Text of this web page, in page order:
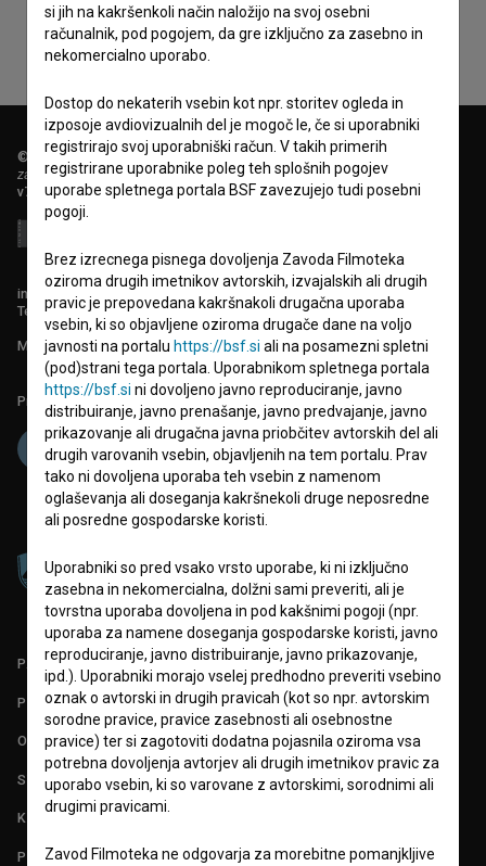
© 2018-2026, Filmoteka,
zavod za širjenje filmske kulture
v7.151.0
info@filmoteka.si
Tehnična pomoč: podpora@bsf.si
Mednarodna številka ISSN 2670-787X
Projekt sofinancira:
PARTNERJI
POGOJI UPORABE
O PROJEKTU
STATISTIKA
KONTAKT
POGOSTA VPRAŠANJA
si jih na kakršenkoli način naložijo na svoj osebni
računalnik, pod pogojem, da gre izključno za zasebno in
nekomercialno uporabo.
Dostop do nekaterih vsebin kot npr. storitev ogleda in
izposoje avdiovizualnih del je mogoč le, če si uporabniki
registrirajo svoj uporabniški račun. V takih primerih
registrirane uporabnike poleg teh splošnih pogojev
uporabe spletnega portala BSF zavezujejo tudi posebni
pogoji.
Brez izrecnega pisnega dovoljenja Zavoda Filmoteka
oziroma drugih imetnikov avtorskih, izvajalskih ali drugih
pravic je prepovedana kakršnakoli drugačna uporaba
vsebin, ki so objavljene oziroma drugače dane na voljo
javnosti na portalu https://bsf.si ali na posamezni spletni
(pod)strani tega portala. Uporabnikom spletnega portala
https://bsf.si ni dovoljeno javno reproduciranje, javno
distribuiranje, javno prenašanje, javno predvajanje, javno
prikazovanje ali drugačna javna priobčitev avtorskih del ali
drugih varovanih vsebin, objavljenih na tem portalu. Prav
tako ni dovoljena uporaba teh vsebin z namenom
oglaševanja ali doseganja kakršnekoli druge neposredne
ali posredne gospodarske koristi.
Uporabniki so pred vsako vrsto uporabe, ki ni izključno
zasebna in nekomercialna, dolžni sami preveriti, ali je
tovrstna uporaba dovoljena in pod kakšnimi pogoji (npr.
uporaba za namene doseganja gospodarske koristi, javno
reproduciranje, javno distribuiranje, javno prikazovanje,
ipd.). Uporabniki morajo vselej predhodno preveriti vsebino
oznak o avtorski in drugih pravicah (kot so npr. avtorskim
sorodne pravice, pravice zasebnosti ali osebnostne
pravice) ter si zagotoviti dodatna pojasnila oziroma vsa
potrebna dovoljenja avtorjev ali drugih imetnikov pravic za
uporabo vsebin, ki so varovane z avtorskimi, sorodnimi ali
drugimi pravicami.
Zavod Filmoteka ne odgovarja za morebitne pomanjkljive